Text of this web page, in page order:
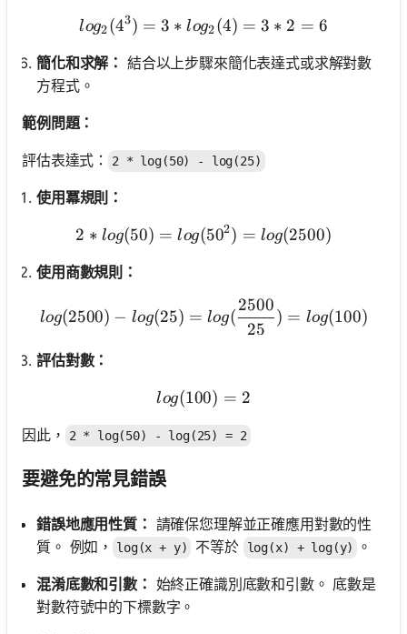
log_2(4^3) = 3 * log_2(4)
log2(43) = 3 ∗ log2(4) = 3 ∗ 2 = 6
簡化和求解： 結合以上步驟來簡化表達式或求解對數
方程式。
範例問題：
評估表達式： 2 * log(50) - log(25)
使用冪規則：
2 * log(50) = log(50^2) =
2 ∗ log(50) = log(502) = log(2500)
使用商數規則：
log(2500) - log(25) =
log(2500) − log(25) = log(
25
2500
) = log(100)
評估對數：
log(100) = 2
log(100) = 2
因此， 2 * log(50) - log(25) = 2
要避免的常見錯誤
錯誤地應用性質： 請確保您理解並正確應用對數的性
質。 例如，
log(x + y) 不等於 log(x) + log(y) 。
混淆底數和引數： 始終正確識別底數和引數。 底數是
對數符號中的下標數字。